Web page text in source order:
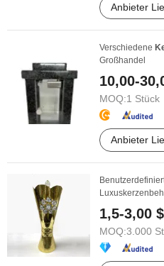
Anbieter
Verschiedene
Großhandel
10,00-
MOQ:1 Stück
Anbieter
1,5-3,00 $
MOQ:3.000